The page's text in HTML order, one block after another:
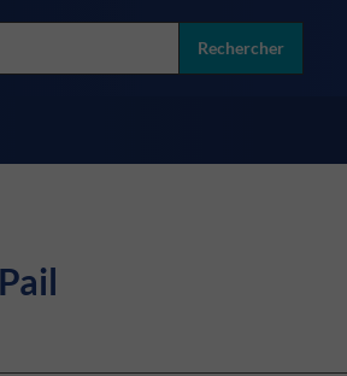
Rechercher